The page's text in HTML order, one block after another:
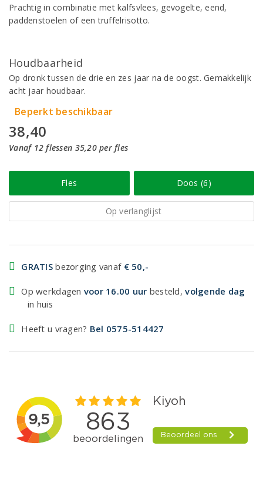
Prachtig in combinatie met kalfsvlees, gevogelte, eend,
paddenstoelen of een truffelrisotto.
Houdbaarheid
Op dronk tussen de drie en zes jaar na de oogst. Gemakkelijk
acht jaar houdbaar.
Beperkt beschikbaar
38,40
Vanaf 12 flessen 35,20 per fles
Fles Doos (6)
Op verlanglijst
GRATIS bezorging vanaf € 50,-
Op werkdagen voor 16.00 uur besteld,volgende dag
in huis
Heeft u vragen? Bel 0575-514427